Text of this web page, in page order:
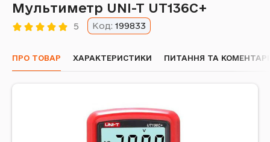
Мультиметр UNI-T UT136C+
5 Код: 199833
ПРО ТОВАР ХАРАКТЕРИСТИКИ ПИТАННЯ ТА КОМЕНТАРІ